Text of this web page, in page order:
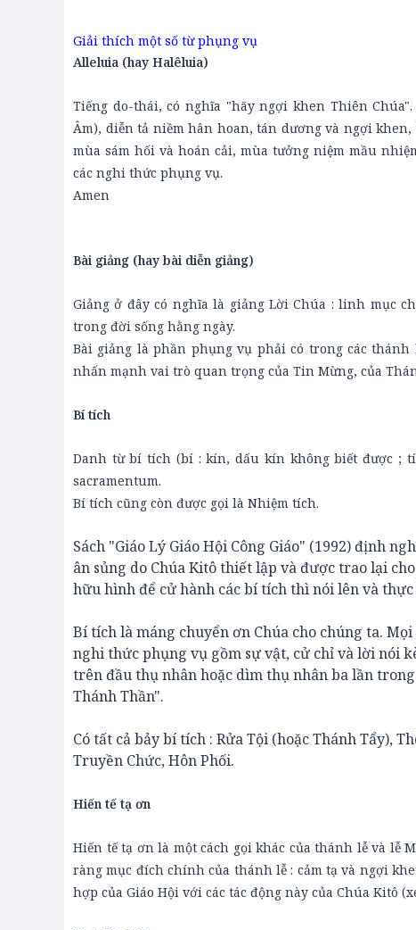
Giải thích một số từ phụng vụ
Alleluia (hay Halêluia)
Tiếng do-thái, có nghĩa "hãy ngợi khen Thiên
Âm), diễn tả niềm hân hoan, tán dương và ngợi
mùa sám hối và hoán cải, mùa tưởng niệm mầu
các nghi thức phụng vụ.
Amen
Bài giảng (hay bài diễn giảng)
Giảng ở đây có nghĩa là giảng Lời Chúa : linh mục
trong đời sống hằng ngày.
Bài giảng là phần phụng vụ phải có trong các
nhấn mạnh vai trò quan trọng của Tin Mừng, của
Bí tích
Danh từ bí tích (bí : kín, dấu kín không biết được ;
sacramentum.
Bí tích cũng còn được gọi là Nhiệm tích.
Sách "Giáo Lý Giáo Hội Công Giáo" (1992) định
ân sủng do Chúa Kitô thiết lập và được trao lại
hữu hình để cử hành các bí tích thì nói lên và
Bí tích là máng chuyển ơn Chúa cho chúng ta.
nghi thức phụng vụ gồm sự vật, cử chỉ và lời nói
trên đầu thụ nhân hoặc dìm thụ nhân ba lần
Thánh Thần".
Có tất cả bảy bí tích : Rửa Tội (hoặc Thánh Tẩy),
Truyền Chức, Hôn Phối.
Hiến tế tạ ơn
Hiến tế tạ ơn là một cách gọi khác của thánh lễ và lễ
ràng mục đích chính của thánh lễ : cảm tạ và ngợi
hợp của Giáo Hội với các tác động này của Chúa Kitô